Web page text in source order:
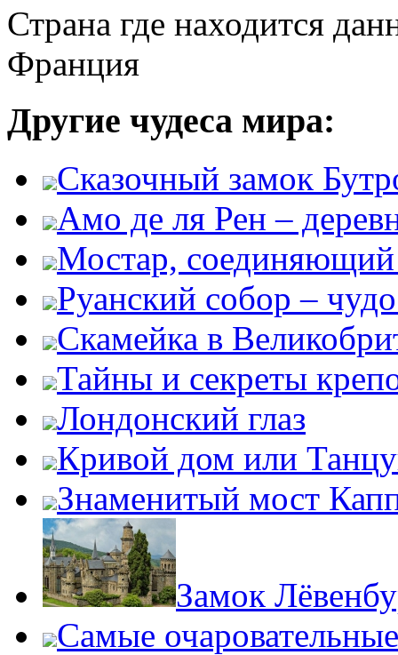
Страна где находится
Франция
Другие чудеса мира:
Сказочный замок
Амо де ля Рен –
Мостар, соединяющий
Руанский собор –
Скамейка в
Тайны и секреты
Лондонский глаз
Кривой дом или
Знаменитый мост
Замок
Самые